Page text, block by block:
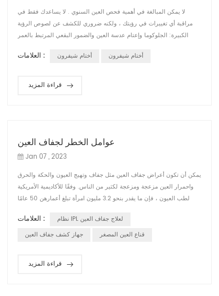
لا يمكن المبالغة في أهمية فحص العين السنوي . لا يساعدك فقط في
مراقبة أي تغييرات في رؤيتك ، ولكنه ضروري للكشف عن لصوص الرؤية
الكبيرة: الجلوكوما وإعتام عدسة العين والضمور البقعي المرتبط بالعمر
فقدان للرؤية. العادة السيئة 1: التدخين عادة سيئة 2: التحديق في هاتفك
بالعدسات ...
العلامات : أختام شيفرون أختام شيفرون
قراءة المزيد
عوامل الخطر لجفاف العين
Jan 07 , 2023
يمكن أن تكون أعراض جفاف العين مثل جفاف وتهيج العيون والحكة والحرق
واحمرار العين مزعجة ومزعجة لكثير من الناس. وفقًا للأكاديمية الأمريكية
لطب العيون ، فإن ما يقدر بنحو 3.2 مليون امرأة تبلغ أعمارهن 50 عامًا
بحالة العين هذه. تؤثر هذه الحالة أيضًا على نسبة أقل من الشباب. إذا كنت
العلامات :
نظام IPL لعلاج جفاف العين
جهاز كشف جفاف العين
قناع العين المصغر
قراءة المزيد